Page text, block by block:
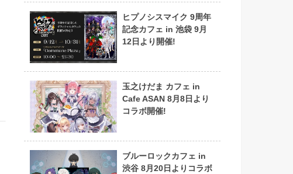
ヒプノシスマイク 9周年
記念カフェ in 池袋 9月
12日より開催!
玉之けだま カフェ in
Cafe ASAN 8月8日より
コラボ開催!
ブルーロックカフェ in
渋谷 8月20日よりコラボ